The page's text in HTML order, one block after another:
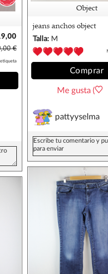
Object
jeans anchos object
m
Talla: M
Comprar
Me gusta (
pattyyselma
€
€